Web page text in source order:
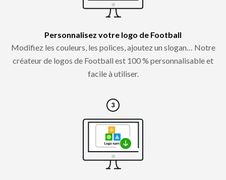
Personnalisez votre logo de Football
Modifiez les couleurs, les polices, ajoutez un slogan… Notre
créateur de logos de Football est 100 % personnalisable et
facile à utiliser.